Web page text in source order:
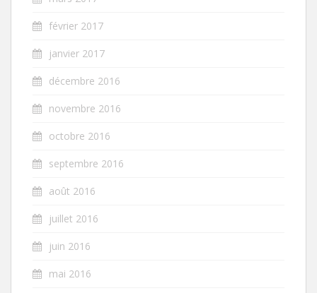
février 2017
janvier 2017
décembre 2016
novembre 2016
octobre 2016
septembre 2016
août 2016
juillet 2016
juin 2016
mai 2016